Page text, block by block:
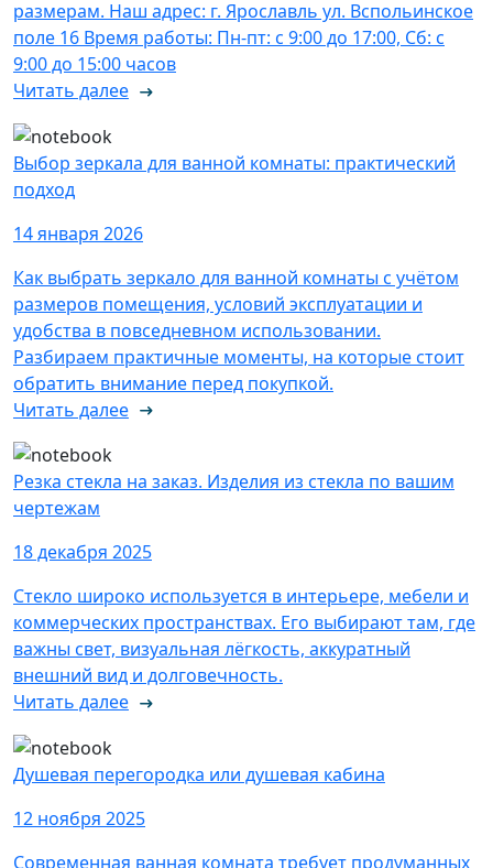
размерам. Наш адрес: г. Ярославль ул. Вспольинское
поле 16 Время работы: Пн-пт: с 9:00 до 17:00, Сб: с
9:00 до 15:00 часов
Читать далее
Выбор зеркала для ванной комнаты: практический
подход
14 января 2026
Как выбрать зеркало для ванной комнаты с учётом
размеров помещения, условий эксплуатации и
удобства в повседневном использовании.
Разбираем практичные моменты, на которые стоит
обратить внимание перед покупкой.
Читать далее
Резка стекла на заказ. Изделия из стекла по вашим
чертежам
18 декабря 2025
Стекло широко используется в интерьере, мебели и
коммерческих пространствах. Его выбирают там, где
важны свет, визуальная лёгкость, аккуратный
внешний вид и долговечность.
Читать далее
Душевая перегородка или душевая кабина
12 ноября 2025
Современная ванная комната требует продуманных